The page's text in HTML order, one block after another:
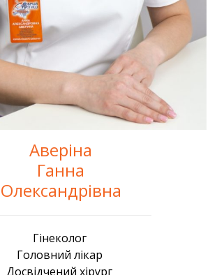
Аверіна
Ганна
Олександрівна